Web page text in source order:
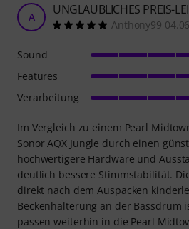
A UNGLAUBLICHES PREIS-
Anthony99
Im Vergleich zu einem Pearl
Sonor AQX Jungle durch einen
hochwertigere Hardware und
deutlich bessere Stimmstabilität.
direkt nach dem Auspacken
Beckenhalterung an der Bassdrum
passen weiterhin in die Pearl
Sound
Features
Verarbeitung